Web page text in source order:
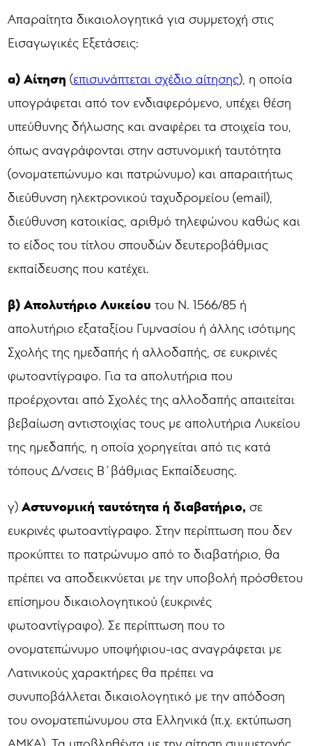
Απαραίτητα δικαιολογητικά για συμμετοχή στις
Εισαγωγικές Εξετάσεις:
α) Αίτηση (επισυνάπτεται σχέδιο αίτησης), η οποία
υπογράφεται από τον ενδιαφερόμενο, υπέχει θέση
υπεύθυνης δήλωσης και αναφέρει τα στοιχεία του,
όπως αναγράφονται στην αστυνομική ταυτότητα
(ονοματεπώνυμο και πατρώνυμο) και απαραιτήτως
διεύθυνση ηλεκτρονικού ταχυδρομείου (email),
διεύθυνση κατοικίας, αριθμό τηλεφώνου καθώς και
το είδος του τίτλου σπουδών δευτεροβάθμιας
εκπαίδευσης που κατέχει.
β) Απολυτήριο Λυκείου του Ν. 1566/85 ή
απολυτήριο εξαταξίου Γυμνασίου ή άλλης ισότιμης
Σχολής της ημεδαπής ή αλλοδαπής, σε ευκρινές
φωτοαντίγραφο. Για τα απολυτήρια που
προέρχονται από Σχολές της αλλοδαπής απαιτείται
βεβαίωση αντιστοιχίας τους με απολυτήρια Λυκείου
της ημεδαπής, η οποία χορηγείται από τις κατά
τόπους Δ/νσεις Β΄βάθμιας Εκπαίδευσης.
γ)Αστυνομική ταυτότητα ή διαβατήριο, σε
ευκρινές φωτοαντίγραφο. Στην περίπτωση που δεν
προκύπτει το πατρώνυμο από το διαβατήριο, θα
πρέπει να αποδεικνύεται με την υποβολή πρόσθετου
επίσημου δικαιολογητικού (ευκρινές
φωτοαντίγραφο). Σε περίπτωση που το
ονοματεπώνυμο υποψήφιου-ιας αναγράφεται με
Λατινικούς χαρακτήρες θα πρέπει να
συνυποβάλλεται δικαιολογητικό με την απόδοση
του ονοματεπώνυμου στα Ελληνικά (π.χ. εκτύπωση